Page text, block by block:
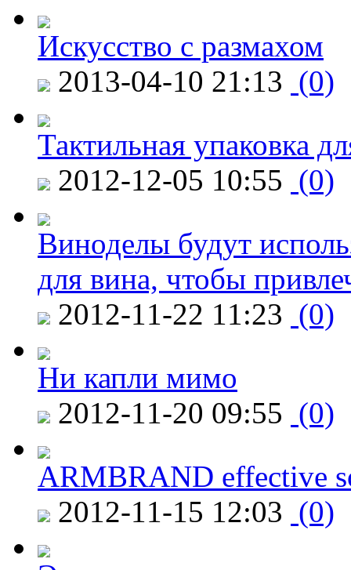
Искусство с размахом
2013-04-10 21:13 (0)
Тактильная упаковка
2012-12-05 10:55 (0)
Виноделы будут
для вина, чтобы
2012-11-22 11:23 (0)
Ни капли мимо
2012-11-20 09:55 (0)
ARMBRAND effective
2012-11-15 12:03 (0)